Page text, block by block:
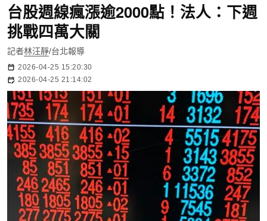
台股週線瘋漲逾2000點！法人：下週
挑戰四萬大關
記者林汪靜/台北報導
2026-04-25 15:20:30
2026-04-25 21:14:02